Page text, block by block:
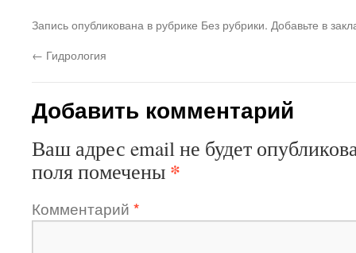
Запись опубликована в рубрике Без рубрики. Добавьте в
← Гидрология
Добавить комментарий
Ваш адрес email не будет
поля помечены *
Комментарий *